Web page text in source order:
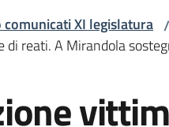
XI legislatura /
di reati. A Mirandola